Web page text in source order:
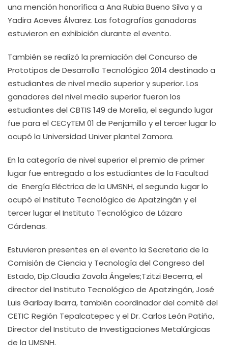
una mención honorífica a Ana Rubia Bueno Silva y a
Yadira Aceves Álvarez. Las fotografías ganadoras
estuvieron en exhibición durante el evento.
También se realizó la premiación del Concurso de
Prototipos de Desarrollo Tecnológico 2014 destinado a
estudiantes de nivel medio superior y superior. Los
ganadores del nivel medio superior fueron los
estudiantes del CBTIS 149 de Morelia, el segundo lugar
fue para el CECyTEM 01 de Penjamillo y el tercer lugar lo
ocupó la Universidad Univer plantel Zamora.
En la categoría de nivel superior el premio de primer
lugar fue entregado a los estudiantes de la Facultad
de Energía Eléctrica de la UMSNH, el segundo lugar lo
ocupó el Instituto Tecnológico de Apatzingán y el
tercer lugar el Instituto Tecnológico de Lázaro
Cárdenas.
Estuvieron presentes en el evento la Secretaria de la
Comisión de Ciencia y Tecnología del Congreso del
Estado, Dip.Claudia Zavala Ángeles;Tzitzi Becerra, el
director del Instituto Tecnológico de Apatzingán, José
Luis Garibay Ibarra, también coordinador del comité del
CETIC Región Tepalcatepec y el Dr. Carlos León Patiño,
Director del Instituto de Investigaciones Metalúrgicas
de la UMSNH.